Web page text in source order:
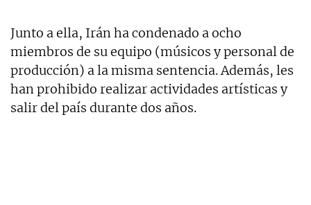
Junto a ella, Irán ha condenado a ocho
miembros de su equipo (músicos y personal de
producción) a la misma sentencia. Además, les
han prohibido realizar actividades artísticas y
salir del país durante dos años.